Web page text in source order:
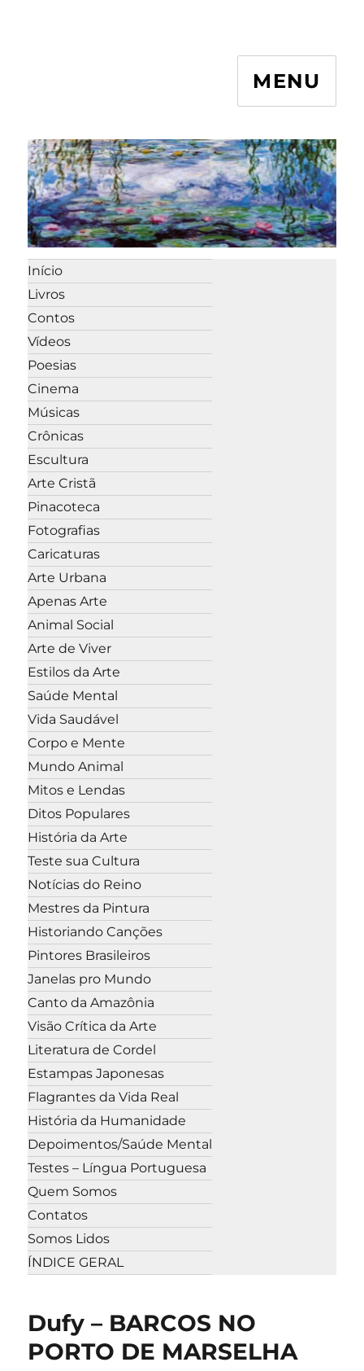
MENU
Início
Livros
Contos
Vídeos
Poesias
Cinema
Músicas
Crônicas
Escultura
Arte Cristã
Pinacoteca
Fotografias
Caricaturas
Arte Urbana
Apenas Arte
Animal Social
Arte de Viver
Estilos da Arte
Saúde Mental
Vida Saudável
Corpo e Mente
Mundo Animal
Mitos e Lendas
Ditos Populares
História da Arte
Teste sua Cultura
Notícias do Reino
Mestres da Pintura
Historiando Canções
Pintores Brasileiros
Janelas pro Mundo
Canto da Amazônia
Visão Crítica da Arte
Literatura de Cordel
Estampas Japonesas
Flagrantes da Vida Real
História da Humanidade
Depoimentos/Saúde Mental
Testes – Língua Portuguesa
Quem Somos
Contatos
Somos Lidos
ÍNDICE GERAL
Dufy – BARCOS NO
PORTO DE MARSELHA